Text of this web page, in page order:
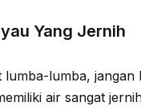
Yang Jernih
lumba-lumba, jangan
air sangat